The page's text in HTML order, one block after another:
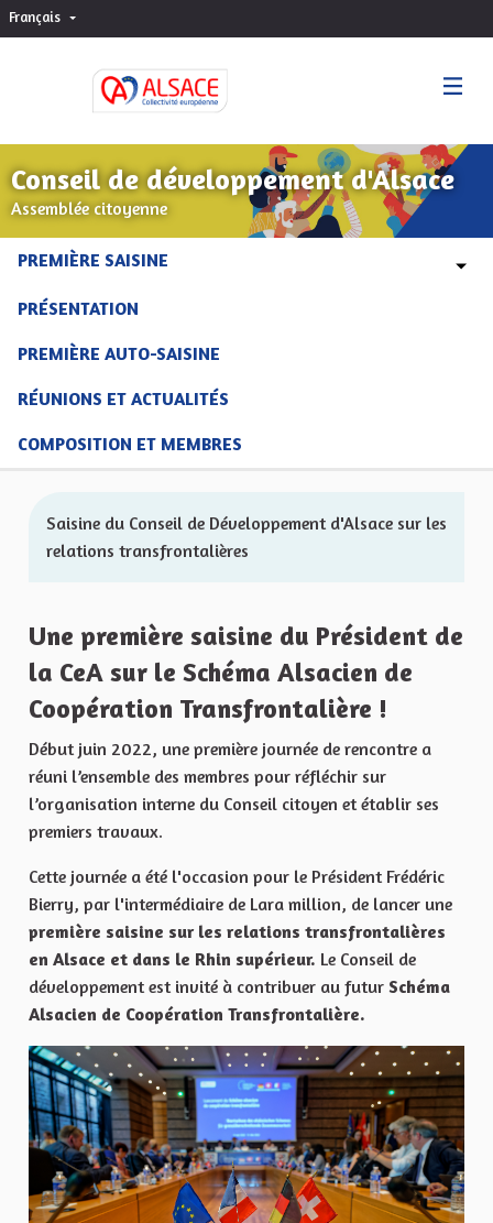
Français Choisir la langue
Conseil de développement d'Alsace
Assemblée citoyenne
PREMIÈRE SAISINE
PRÉSENTATION
PREMIÈRE AUTO-SAISINE
RÉUNIONS ET ACTUALITÉS
COMPOSITION ET MEMBRES
Saisine du Conseil de Développement d'Alsace sur les
relations transfrontalières
Une première saisine du Président de
la CeA sur le Schéma Alsacien de
Coopération Transfrontalière !
Début juin 2022, une première journée de rencontre a
réuni l’ensemble des membres pour réfléchir sur
l’organisation interne du Conseil citoyen et établir ses
premiers travaux.
Cette journée a été l'occasion pour le Président Frédéric
Bierry, par l'intermédiaire de Lara million, de lancer une
première saisine sur les relations transfrontalières
en Alsace et dans le Rhin supérieur. Le Conseil de
développement est invité à contribuer au futur Schéma
Alsacien de Coopération Transfrontalière.